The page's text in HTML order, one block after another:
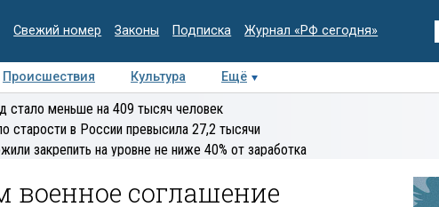
Свежий номер Законы Подписка Журнал «РФ сегодня»
Происшествия Культура Ещё
Интервью Колумнисты
стало меньше на 409 тысяч человек
старости в России превысила 27,2 тысячи
закрепить на уровне не ниже 40% от заработка
военное соглашение